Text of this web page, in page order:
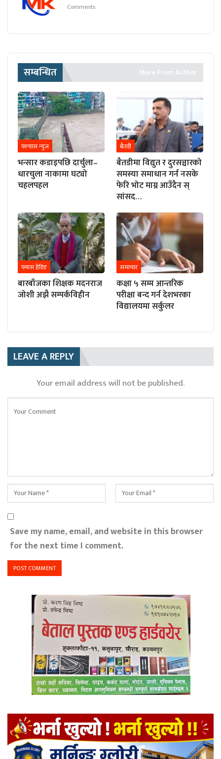
Comments
सम्बन्धित More From Author
फ्ल्यास न्युज
भन्सार कडाइपछि दार्चुला–
धारचुला नाकामा घट्यो
चहलपहल
बैतडी
बैतडीमा विद्युत र दुरसञ्चारको
समस्या समाधान गर्न नसके
फेरि भोट माग्न आउँदैन स्
सांसद…
फ्यास हेडिङ
बारबाँजका शिक्षक मदनराज
जोशी अझै सम्पर्कविहीन
समाचार
कक्षा ५ सम्म आन्तरिक
परीक्षा बन्द गर्न देशभरका
विद्यालयमा सर्कुलर
LEAVE A REPLY
Your email address will not be published.
Save my name, email, and website in this browser
for the next time I comment.